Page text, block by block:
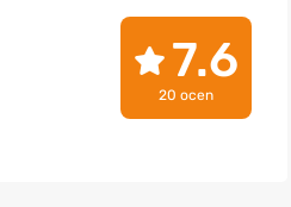
7.6
20 ocen